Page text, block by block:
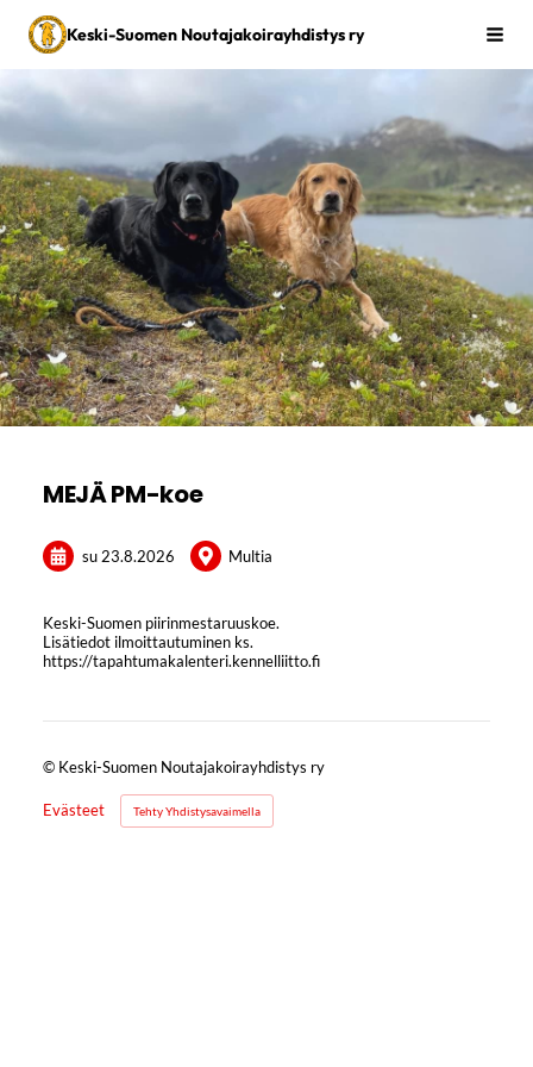
Siirry
sivun
sisältöön
Keski-Suomen Noutajakoirayhdistys ry
MEJÄ PM-koe
su 23.8.2026 Multia
Keski-Suomen piirinmestaruuskoe.
Lisätiedot ilmoittautuminen ks.
https://tapahtumakalenteri.kennelliitto.fi
© Keski-Suomen Noutajakoirayhdistys ry
Evästeet Tehty Yhdistysavaimella